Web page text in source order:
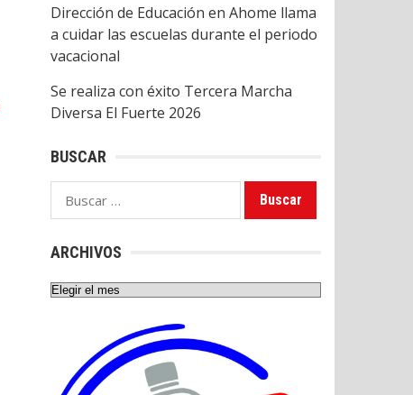
Dirección de Educación en Ahome llama
a cuidar las escuelas durante el periodo
vacacional
Se realiza con éxito Tercera Marcha
Diversa El Fuerte 2026
BUSCAR
Buscar:
ARCHIVOS
Archivos